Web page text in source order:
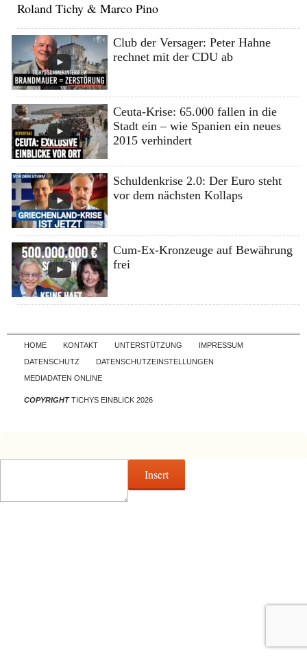
Roland Tichy & Marco Pino
Club der Versager: Peter Hahne
rechnet mit der CDU ab
Ceuta-Krise: 65.000 fallen in die
Stadt ein – wie Spanien ein neues
2015 verhindert
Schuldenkrise 2.0: Der Euro steht
vor dem nächsten Kollaps
Cum-Ex-Kronzeuge auf Bewährung
frei
Skip to content
HOME KONTAKT UNTERSTÜTZUNG
IMPRESSUM
DATENSCHUTZ
DATENSCHUTZEINSTELLUNGEN
MEDIADATEN ONLINE
COPYRIGHTTICHYS EINBLICK 2026
Insert